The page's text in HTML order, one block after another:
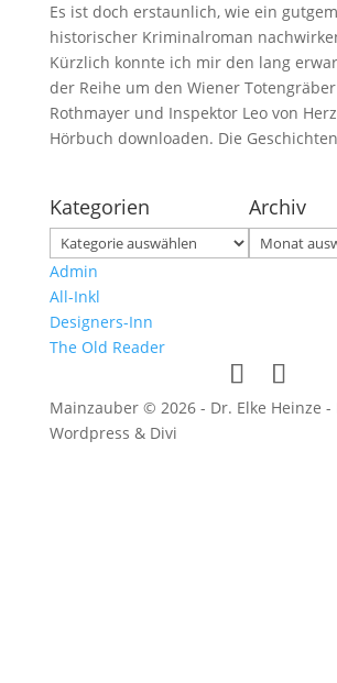
Es ist doch erstaunlich, wie ein
historischer Kriminalroman
Kürzlich konnte ich mir den lang
der Reihe um den Wiener
Rothmayer und Inspektor Leo von
Hörbuch downloaden. Die
Kategorien
Kategorien
Archiv
Archiv
Admin
All-Inkl
Designers-Inn
The Old Reader
Mainzauber © 2026 - Dr. Elke Heinze
Wordpress & Divi